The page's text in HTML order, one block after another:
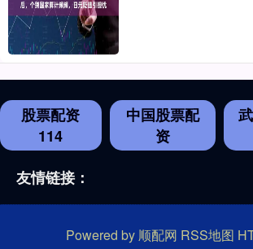
股票配资
114
中国股票配
资
友情链接：
Powered by 顺配网 RSS地图